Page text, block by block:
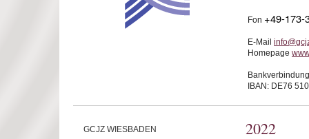
Fon +49-173-
E-Mail
Homepage
IBAN: DE76
GCJZ WIESBADEN 2022